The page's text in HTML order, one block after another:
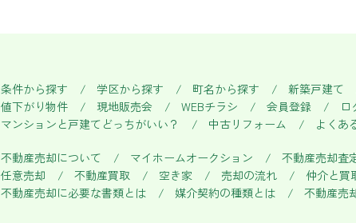
条件から探す 学区から探す 町名から探す 新築戸建て
値下がり物件
現地販売会 WEBチラシ 会員登録 ロ
マンションと戸建てどっちがいい？
中古リフォーム よくあ
不動産売却について マイホームオークション 不動産売却査
任意売却
不動産買取 空き家 売却の流れ 仲介と買
不動産売却に必要な書類とは
媒介契約の種類とは 不動産売